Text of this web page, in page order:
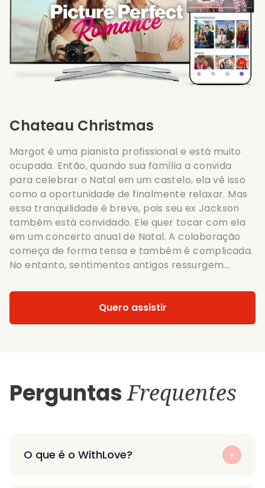
Chateau Christmas
Margot é uma pianista profissional e está muito
ocupada. Então, quando sua família a convida
para celebrar o Natal em um castelo, ela vê isso
como a oportunidade de finalmente relaxar. Mas
essa tranquilidade é breve, pois seu ex Jackson
também está convidado. Ele quer tocar com ela
em um concerto anual de Natal. A colaboração
começa de forma tensa e também é complicada.
No entanto, sentimentos antigos ressurgem...
Quero assistir
PerguntasFrequentes
O que é o WithLove?